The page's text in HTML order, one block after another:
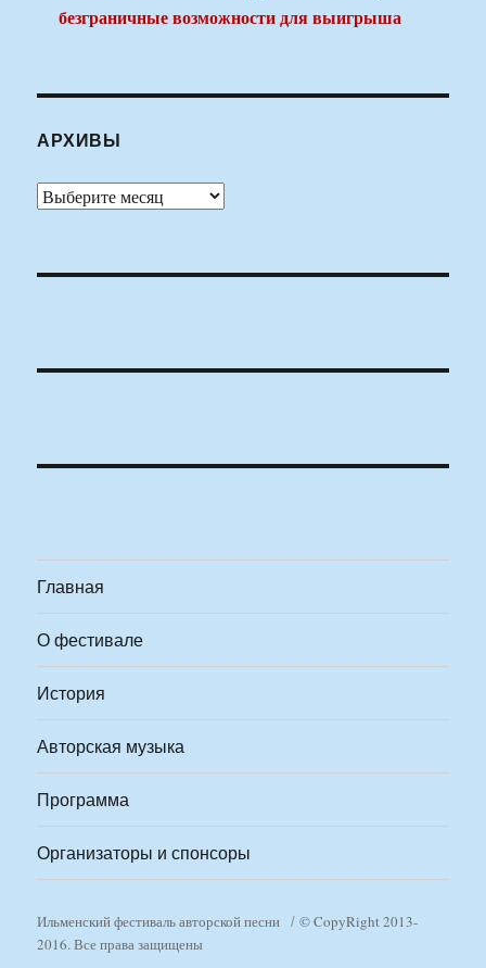
безграничные возможности для выигрыша
АРХИВЫ
Архивы
Главная
О фестивале
История
Авторская музыка
Программа
Организаторы и спонсоры
Ильменский фестиваль авторской песни
© CopyRight 2013-
2016. Все права защищены